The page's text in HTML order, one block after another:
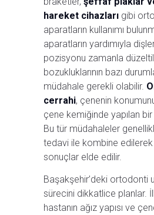
hareket cihazları gibi
aparatların kullanımı
aparatların yardımıyla
pozisyonu zamanla
bozukluklarının bazı
müdahale gerekli olabilir.
cerrahi, çenenin
çene kemiğinde yapılan
Bu tür müdahaleler
tedavi ile kombine
sonuçlar elde edilir.
Başakşehir’deki ortodonti
sürecini dikkatlice planlar.
hastanın ağız yapısı ve